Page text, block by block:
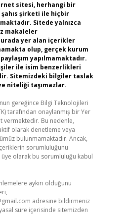
sitesi, herhangi bir
şirketi ile hiçbir
Sitede yalnızca
makaleler
yer alan içerikler
olup, gerçek kurum
yapılmamaktadır.
ile isim benzerlikleri
Sitemizdeki bilgiler taslak
niteliği taşımazlar.
gereğince Bilgi Teknolojileri
tarafından onaylanmış bir Yer
vermektedir. Bu nedenle,
olarak denetleme veya
bulunmamaktadır. Ancak,
sorumluluğunu
üye olarak bu sorumluluğu kabul
aykırı olduğunu
adresine bildirmeniz
süre içerisinde sitemizden